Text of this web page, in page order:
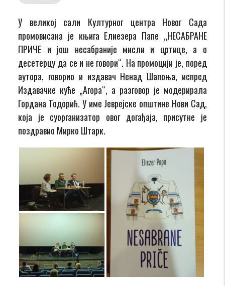
У великој сали Културног центра Новог Сада
промовисана је књига Елиезера Папе „НЕСАБРАНЕ
ПРИЧЕ и још несабраније мисли и цртице, а о
десетерцу да се и не говори“. На промоцији је, поред
аутора, говорио и издавач Ненад Шапоња, испред
Издавачке куће „Агора“, а разговор је модерирала
Гордана Тодорић. У име Јеврејске општине Нови Сад,
која је суорганизатор овог догађаја, присутне је
поздравио Мирко Штарк.